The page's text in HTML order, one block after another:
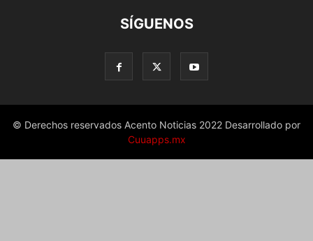
SÍGUENOS
© Derechos reservados Acento Noticias 2022 Desarrollado por
Cuuapps.mx